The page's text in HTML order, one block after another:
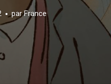
parFrance